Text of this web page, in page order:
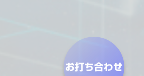
お打ち合わせ